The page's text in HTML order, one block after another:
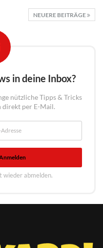
NEUERE BEITRÄGE
in deine Inbox?
nützliche Tipps & Tricks
direkt per E-Mail.
wieder abmelden.